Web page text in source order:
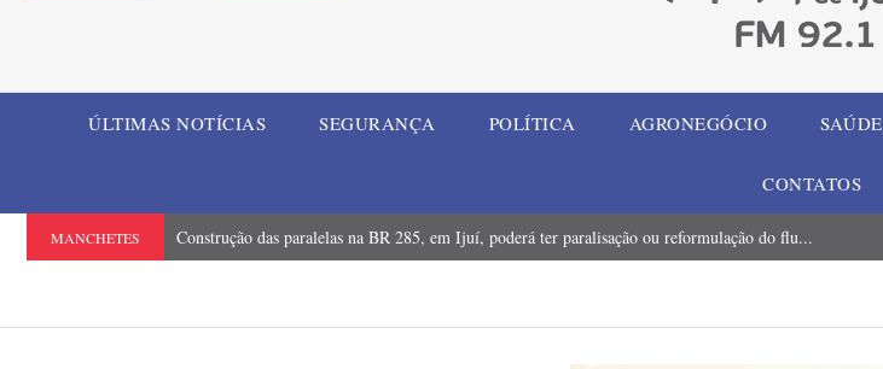
ÚLTIMAS NOTÍCIAS SEGURANÇA POLÍTICA AGRONEGÓCIO SAÚDE
CONTATOS
MANCHETES Construção das paralelas na BR 285, em Ijuí, poderá ter paralisação ou reformulação do flu...